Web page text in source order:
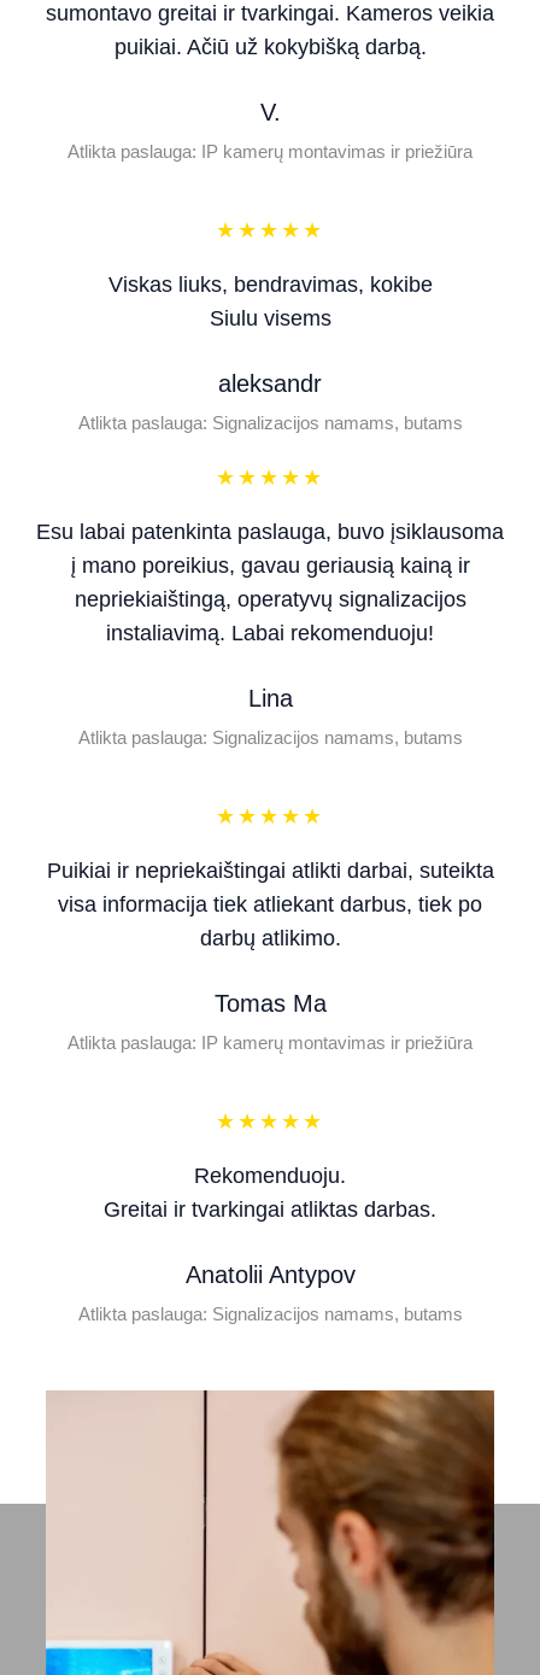
sumontavo greitai ir tvarkingai. Kameros veikia
puikiai. Ačiū už kokybišką darbą.
V.
Atlikta paslauga: IP kamerų montavimas ir priežiūra
★ ★ ★ ★ ★
Viskas liuks, bendravimas, kokibe
Siulu visems
aleksandr
Atlikta paslauga: Signalizacijos namams, butams
★ ★ ★ ★ ★
Esu labai patenkinta paslauga, buvo įsiklausoma
į mano poreikius, gavau geriausią kainą ir
nepriekiaištingą, operatyvų signalizacijos
instaliavimą. Labai rekomenduoju!
Lina
Atlikta paslauga: Signalizacijos namams, butams
★ ★ ★ ★ ★
Puikiai ir nepriekaištingai atlikti darbai, suteikta
visa informacija tiek atliekant darbus, tiek po
darbų atlikimo.
Tomas Ma
Atlikta paslauga: IP kamerų montavimas ir priežiūra
★ ★ ★ ★ ★
Rekomenduoju.
Greitai ir tvarkingai atliktas darbas.
Anatolii Antypov
Atlikta paslauga: Signalizacijos namams, butams